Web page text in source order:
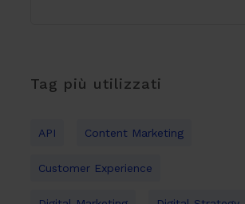
Tag più utilizzati
API Content Marketing
Customer Experience